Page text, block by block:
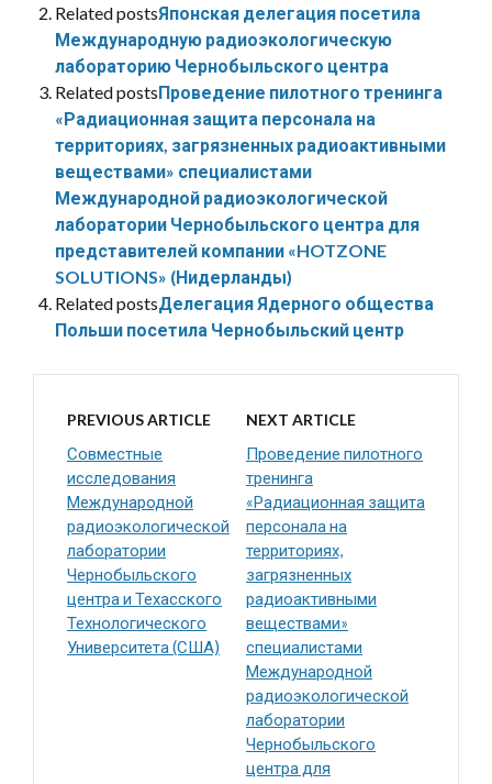
Related postsЯпонская делегация посетила
Международную радиоэкологическую
лабораторию Чернобыльского центра
Related postsПроведение пилотного тренинга
«Радиационная защита персонала на
территориях, загрязненных радиоактивными
веществами» специалистами
Международной радиоэкологической
лаборатории Чернобыльского центра для
представителей компании «HOTZONE
SOLUTIONS» (Нидерланды)
Related postsДелегация Ядерного общества
Польши посетила Чернобыльский центр
PREVIOUS ARTICLE
Совместные
исследования
Международной
радиоэкологической
лаборатории
Чернобыльского
центра и Техасского
Технологического
Университета (США)
NEXT ARTICLE
Проведение пилотного
тренинга
«Радиационная защита
персонала на
территориях,
загрязненных
радиоактивными
веществами»
специалистами
Международной
радиоэкологической
лаборатории
Чернобыльского
центра для